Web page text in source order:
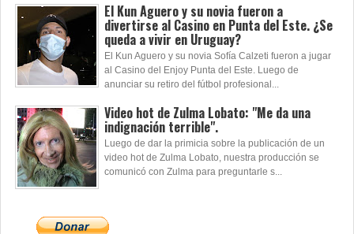
El Kun Aguero y su novia fueron a
divertirse al Casino en Punta del Este. ¿Se
queda a vivir en Uruguay?
El Kun Aguero y su novia Sofía Calzeti fueron a jugar
al Casino del Enjoy Punta del Este. Luego de
anunciar su retiro del fútbol profesional...
Video hot de Zulma Lobato: "Me da una
indignación terrible".
Luego de dar la primicia sobre la publicación de un
video hot de Zulma Lobato, nuestra producción se
comunicó con Zulma para preguntarle s...